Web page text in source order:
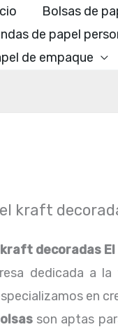
Bolsas de
de papel
de empaque
kraft
decoradas El
dedicada a
en
son aptas